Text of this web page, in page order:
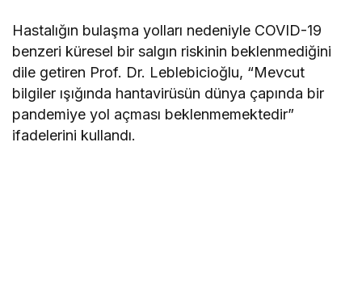
Hastalığın bulaşma yolları nedeniyle COVID-19
benzeri küresel bir salgın riskinin beklenmediğini
dile getiren Prof. Dr. Leblebicioğlu, “Mevcut
bilgiler ışığında hantavirüsün dünya çapında bir
pandemiye yol açması beklenmemektedir”
ifadelerini kullandı.